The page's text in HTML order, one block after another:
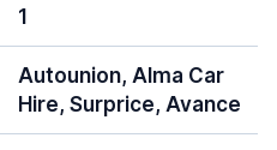
1
Autounion, Alma Car
Hire, Surprice, Avance